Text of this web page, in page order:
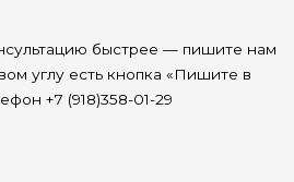
быстрее — пишите нам
углу есть кнопка «Пишите в
+7 (918)358-01-29